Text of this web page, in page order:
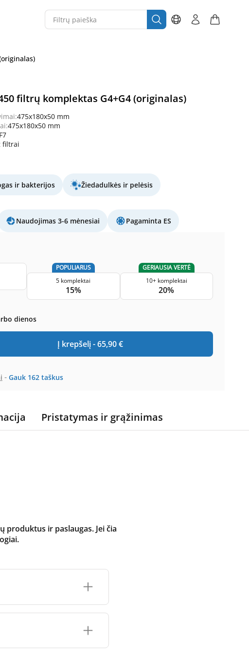
filtrų komplektas G4+G4 (originalas)
475x180x50 mm
475x180x50 mm
filtrai
ir bakterijos
Žiedadulkės ir pelėsis
Naudojimas 3-6 mėnesiai Pagaminta ES
POPULIARUS
5 komplektai
15%
GERIAUSIA VERTĖ
10+ komplektai
20%
dienos
Į krepšelį -65,90€
- Gauk 162 taškus
Pristatymas ir grąžinimas
produktus ir paslaugas. Jei čia
prekės ženklo